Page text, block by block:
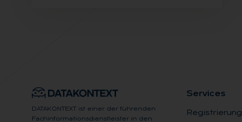
DATAKONTEXT ist einer der führenden
Fachinformationsdienstleister in den
Ser­vices
Registrierung